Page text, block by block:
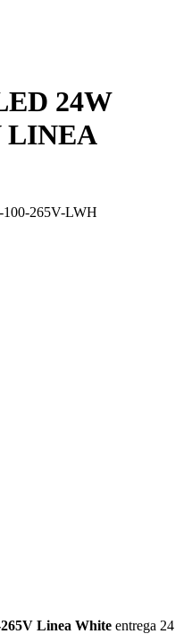
24W
LINEA
265V-LWH
Linea White entrega 24